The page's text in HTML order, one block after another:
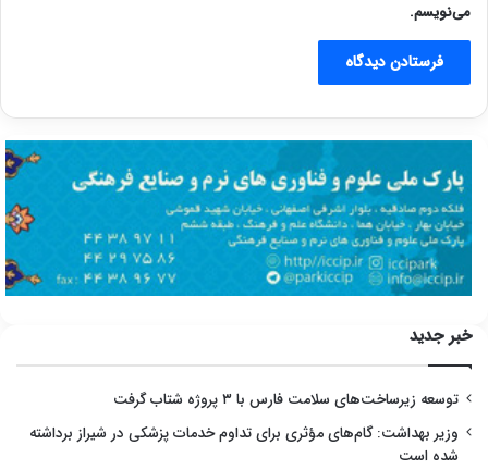
می‌نویسم.
خبر جدید
توسعه زیرساخت‌های سلامت فارس با ۳ پروژه شتاب گرفت
وزیر بهداشت: گام‌های مؤثری برای تداوم خدمات پزشکی در شیراز برداشته
شده است